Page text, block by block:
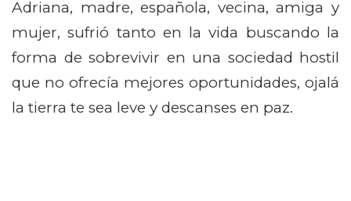
Adriana, madre, española, vecina, amiga y
mujer, sufrió tanto en la vida buscando la
forma de sobrevivir en una sociedad hostil
que no ofrecía mejores oportunidades, ojalá
la tierra te sea leve y descanses en paz.